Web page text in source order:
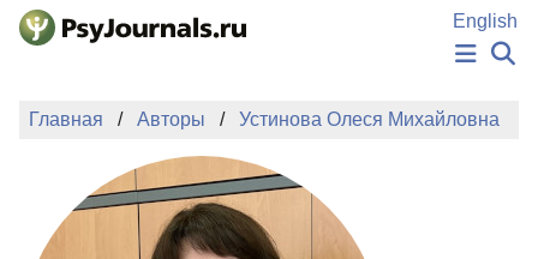
Перейти к основному содержанию
English
НОВОСТИ
АВТОРЫ
ПОДАТЬ РУКОПИСЬ
БАЗА ЗНАНИЙ
КЛЮЧЕВЫЕ СЛОВА
Главная Авторы Устинова Олеся Михайловна